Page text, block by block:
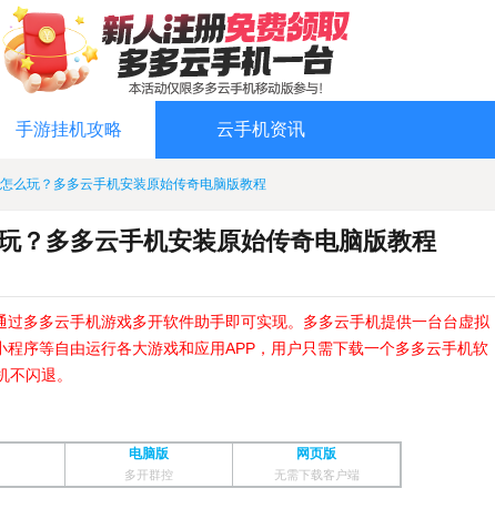
手游挂机攻略 云手机资讯
怎么玩？多多云手机安装原始传奇电脑版教程
？多多云手机安装原始传奇电脑版教程
过多多云手机游戏多开软件助手即可实现。多多云手机提供一台台虚拟
序等自由运行各大游戏和应用APP，用户只需下载一个多多云手机软
闪退。
电脑版
多开群控
网页版
无需下载客户端